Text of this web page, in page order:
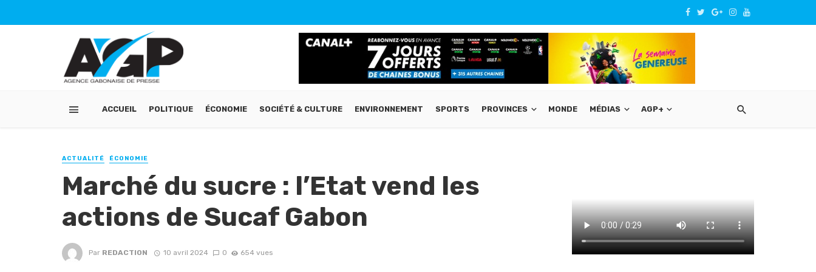
ACCUEIL POLITIQUE ÉCONOMIE SOCIÉTÉ & CULTURE ENVIRONNEMENT SPORTS PROVINCES MONDE MÉDIAS AGP+
ACTUALITÉ ÉCONOMIE
Marché du sucre : l’Etat vend les
actions de Sucaf Gabon
Par REDACTION 10 avril 2024 0 654 vues